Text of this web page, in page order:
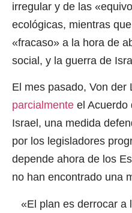
irregular y de las
ecológicas, mientras
«fracaso» a la hora de
social, y la guerra de
El mes pasado, Von der
parcialmente el Acuerdo
Israel, una medida
por los legisladores
depende ahora de los
no han encontrado una
«El plan es derrocar a